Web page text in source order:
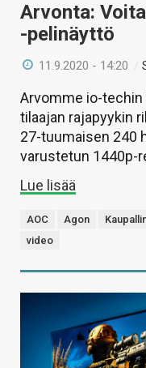
Arvonta:
-pelinäyttö
11.9.2020 - 14:20 /
Arvomme io-techin
tilaajan rajapyykin
27-tuumaisen 240
varustetun 1440p-
Lue lisää
AOC Agon
video